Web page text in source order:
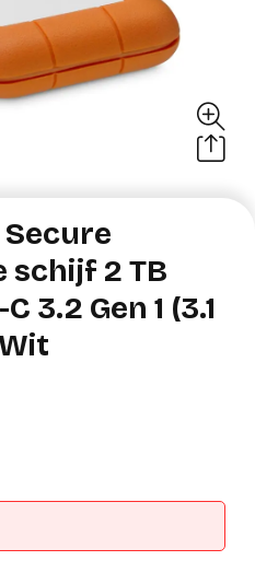
Secure
schijf 2 TB
3.2 Gen 1 (3.1